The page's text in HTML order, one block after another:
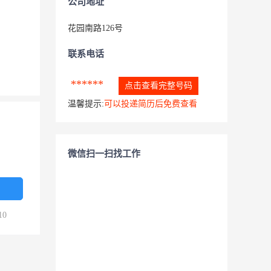
花园南路126号
联系电话
******
点击查看完整号码
温馨提示: 可以投递简历后免费查看
微信扫一扫找工作